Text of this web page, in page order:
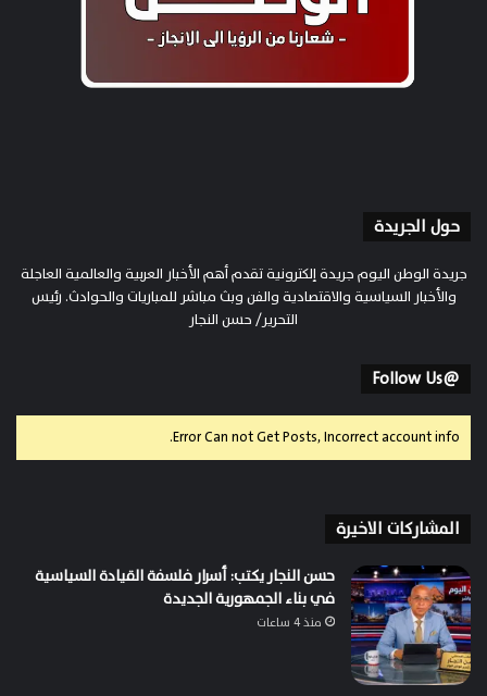
حول الجريدة
جريدة الوطن اليوم جريدة إلكترونية تقدم أهم الأخبار العربية والعالمية العاجلة
والأخبار السياسية والاقتصادية والفن وبث مباشر للمباريات والحوادث. رئيس
التحرير/ حسن النجار
@Follow Us
Error Can not Get Posts, Incorrect account info.
المشاركات الاخيرة
حسن النجار يكتب: أسرار فلسفة القيادة السياسية
في بناء الجمهورية الجديدة
منذ 4 ساعات